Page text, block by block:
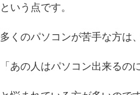
という点です。
多くのパソコンが苦手な方は
「あの人はパソコン出来るの